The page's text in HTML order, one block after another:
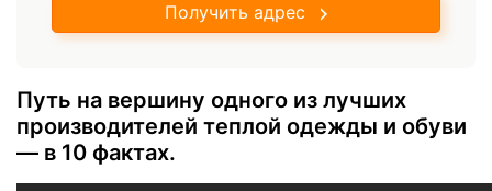
Получить адрес
Путь на вершину одного из лучших
производителей теплой одежды и обуви
— в 10 фактах.